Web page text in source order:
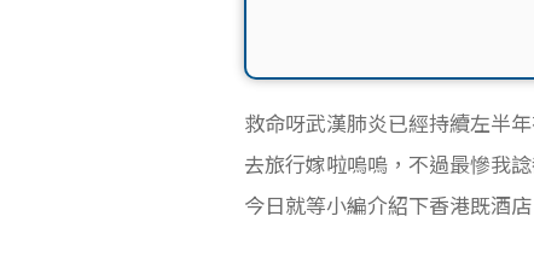
救命呀武漢肺炎已經持續左半
去旅行嫁啦嗚嗚，不過最慘我
今日就等小編介紹下香港既酒